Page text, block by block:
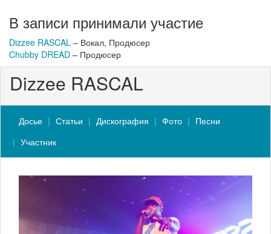
В записи принимали участие
Dizzee RASCAL – Вокал, Продюсер
Chubby DREAD – Продюсер
Dizzee RASCAL
Досье Статьи Дискография Фото
Песни
Участник